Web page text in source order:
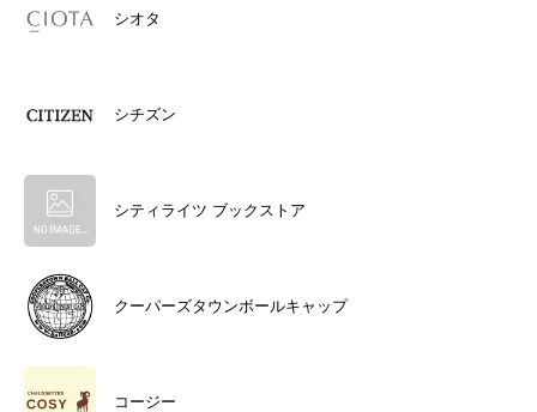
シオタ
シチズン
シティライツ ブックストア
クーパーズタウンボールキャップ
コージー